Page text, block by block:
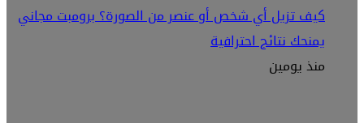
كيف تزيل أي شخص أو عنصر من الصورة؟ برومبت مجاني
يمنحك نتائج احترافية
منذ يومين